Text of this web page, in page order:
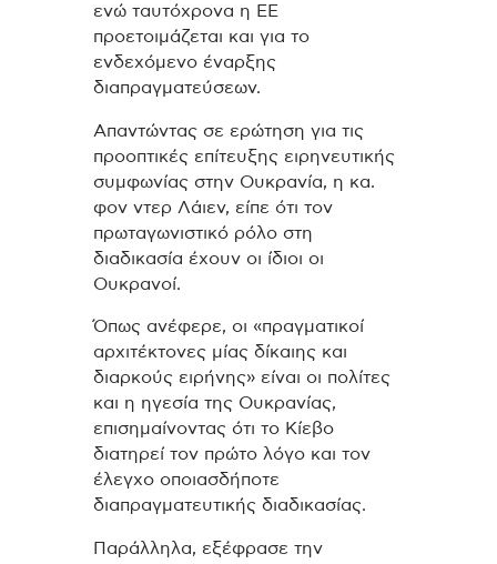
ενώ ταυτόχρονα η ΕΕ
προετοιμάζεται και για το
ενδεχόμενο έναρξης
διαπραγματεύσεων.
Απαντώντας σε ερώτηση για τις
προοπτικές επίτευξης ειρηνευτικής
συμφωνίας στην Ουκρανία, η κα.
φον ντερ Λάιεν, είπε ότι τον
πρωταγωνιστικό ρόλο στη
διαδικασία έχουν οι ίδιοι οι
Ουκρανοί.
Όπως ανέφερε, οι «πραγματικοί
αρχιτέκτονες μίας δίκαιης και
διαρκούς ειρήνης» είναι οι πολίτες
και η ηγεσία της Ουκρανίας,
επισημαίνοντας ότι το Κίεβο
διατηρεί τον πρώτο λόγο και τον
έλεγχο οποιασδήποτε
διαπραγματευτικής διαδικασίας.
Παράλληλα, εξέφρασε την